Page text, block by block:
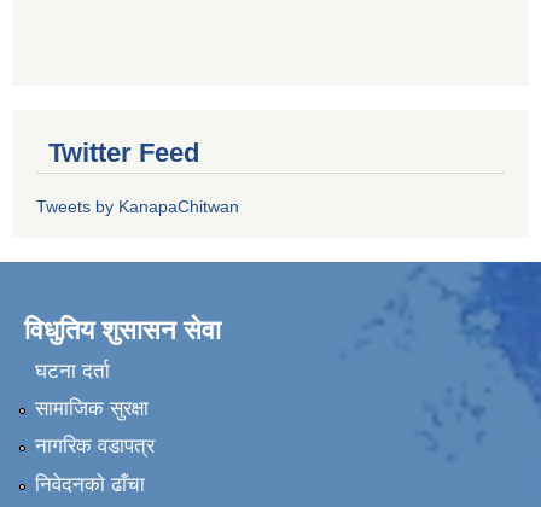
Twitter Feed
Tweets by KanapaChitwan
विधुतिय शुसासन सेवा
घटना दर्ता
सामाजिक सुरक्षा
नागरिक वडापत्र
निवेदनकाे ढाँचा